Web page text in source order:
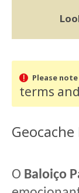
Please note
terms
O Baloiço